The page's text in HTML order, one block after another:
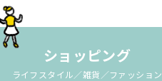
ショッピング
ライフスタイル／雑貨／ファッション